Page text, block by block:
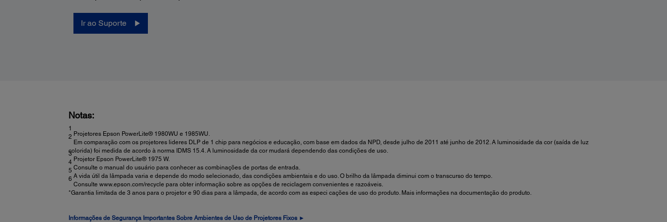
Ir ao Suporte
Notas:
1
Projetores Epson PowerLite® 1980WU e 1985WU.
2
Em comparação com os projetores lideres DLP de 1 chip para negócios e educação, com base em dados da NPD, desde julho de 2011 até junho de 2012. A luminosidade da cor (saída de luz
colorida) foi medida de acordo à norma IDMS 15.4. A luminosidade da cor mudará dependendo das condições de uso.
3
Projetor Epson PowerLite® 1975 W.
4
Consulte o manual do usuário para conhecer as combinações de portas de entrada.
5
A vida útil da lâmpada varia e depende do modo selecionado, das condições ambientais e do uso. O brilho da lâmpada diminui com o transcurso do tempo.
6
Consulte www.epson.com/recycle para obter informação sobre as opções de reciclagem convenientes e razoáveis.
*Garantia limitada de 3 anos para o projetor e 90 dias para a lâmpada, de acordo com as especi cações de uso do produto. Mais informações na documentação do produto.
Informações de Segurança Importantes Sobre Ambientes de Uso de Projetores Fixos ►